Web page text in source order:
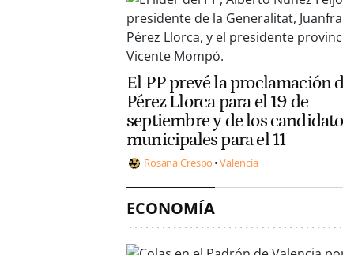
El PP prevé la proclamación
Pérez Llorca para el 19 de
septiembre y de los
municipales para el 11
Rosana Crespo Valencia
ECONOMÍA